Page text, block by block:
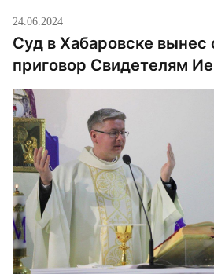
24.06.2024
Суд в Хабаровске
приговор Свидетелям